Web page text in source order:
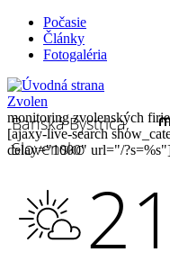
Počasie
Články
Fotogaléria
Zvolen
monitoring zvolenských
[ajaxy-live-search
delay="1000" url="/